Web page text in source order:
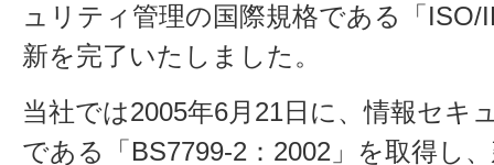
ュリティ管理の国際規格である「ISO/
新を完了いたしました。
当社では2005年6月21日に、情報セキ
である「BS7799-2：2002」を取得し